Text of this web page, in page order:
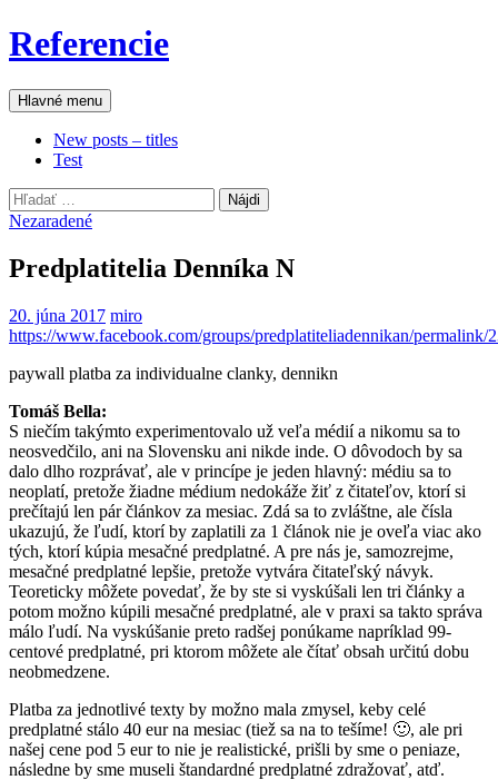
Preskočiť
na
Referencie
Hľadať
Hlavné menu
New posts – titles
Test
Hľadať:
Nezaradené
Predplatitelia Denníka N
20. júna 2017 miro
https://www.facebook.com/groups/predplatiteliadennikan/permalink/
paywall platba za individualne clanky, dennikn
Tomáš Bella:
S niečím takýmto experimentovalo už veľa médií a nikomu sa to
neosvedčilo, ani na Slovensku ani nikde inde. O dôvodoch by sa
dalo dlho rozprávať, ale v princípe je jeden hlavný: médiu sa to
neoplatí, pretože žiadne médium nedokáže žiť z čitateľov, ktorí si
prečítajú len pár článkov za mesiac. Zdá sa to zvláštne, ale čísla
ukazujú, že ľudí, ktorí by zaplatili za 1 článok nie je oveľa viac ako
tých, ktorí kúpia mesačné predplatné. A pre nás je, samozrejme,
mesačné predplatné lepšie, pretože vytvára čitateľský návyk.
Teoreticky môžete povedať, že by ste si vyskúšali len tri články a
potom možno kúpili mesačné predplatné, ale v praxi sa takto správa
málo ľudí. Na vyskúšanie preto radšej ponúkame napríklad 99-
centové predplatné, pri ktorom môžete ale čítať obsah určitú dobu
neobmedzene.
Platba za jednotlivé texty by možno mala zmysel, keby celé
predplatné stálo 40 eur na mesiac (tiež sa na to tešíme! 🙂, ale pri
našej cene pod 5 eur to nie je realistické, prišli by sme o peniaze,
následne by sme museli štandardné predplatné zdražovať, atď.